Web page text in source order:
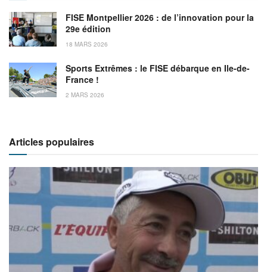
FISE Montpellier 2026 : de l’innovation pour la
29e édition
18 MARS 2026
Sports Extrêmes : le FISE débarque en Ile-de-
France !
2 MARS 2026
Articles populaires